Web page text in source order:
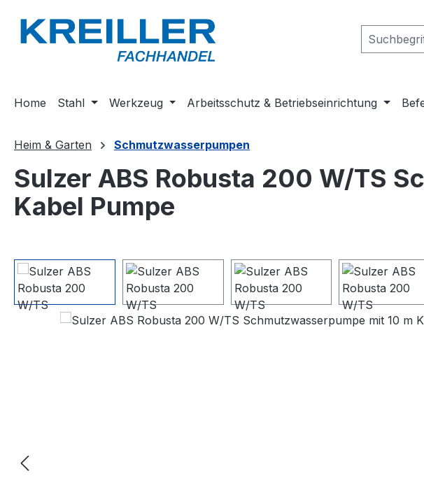
Hauptinhalt springen
Zur Suche springen
Zur Hauptnavigation springen
Home Stahl Werkzeug Arbeitsschutz & Betriebseinrichtung
Heim & Garten Schmutzwasserpumpen
Sulzer ABS Robusta 200 W/TS
Kabel Pumpe
Bildergalerie überspringen